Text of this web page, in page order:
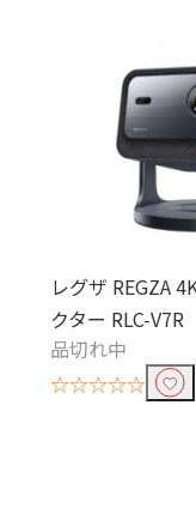
レグザ REGZA
クター RLC-V7R
品切れ中
☆☆☆☆☆